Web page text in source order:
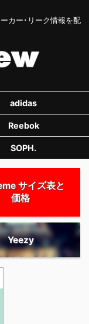
カー･リーク情報を配
adidas
Reebok
SOPH.
サイズ表と
価格
Yeezy